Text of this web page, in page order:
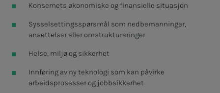
Konsernets økonomiske og finansielle situasjon
Sysselsettingsspørsmål som nedbemanninger,
ansettelser eller omstruktureringer
Helse, miljø og sikkerhet
Innføring av ny teknologi som kan påvirke
arbeidsprosesser og jobbsikkerhet